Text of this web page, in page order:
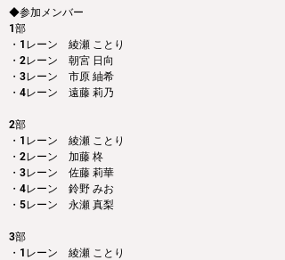
◆参加メンバー
1部
・1レーン　綾瀬 ことり
・2レーン　朝宮 日向
・3レーン　市原 紬希
・4レーン　遠藤 莉乃
2部
・1レーン　綾瀬 ことり
・2レーン　加藤 柊
・3レーン　佐藤 莉華
・4レーン　鈴野 みお
・5レーン　永瀬 真梨
3部
・1レーン　綾瀬 ことり